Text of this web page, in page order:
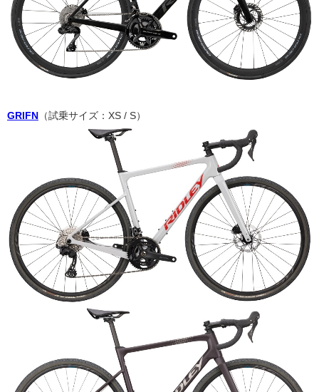
GRIFN （試乗サイズ：XS / S）